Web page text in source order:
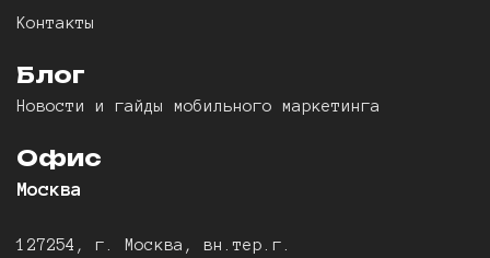
Офис
Москва
127254, г. Москва, вн.тер.г.
Контакты
Блог
Новости и гайды мобильного маркетинга